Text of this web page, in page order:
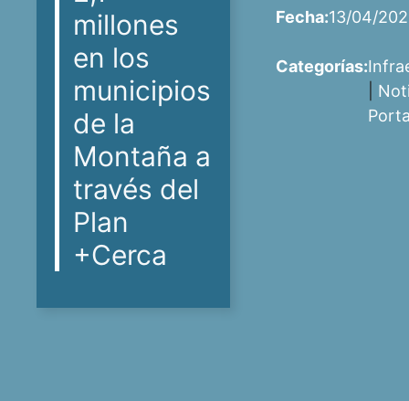
millones
en los
municipios
de la
Montaña a
través del
Plan
+Cerca
Fecha:13/04/
Categorías: